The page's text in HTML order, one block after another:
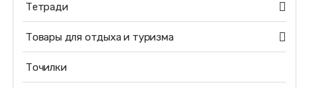
Тетради
Товары для отдыха и туризма
Точилки